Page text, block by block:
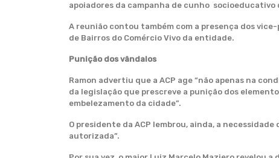
apoiadores da campanha de cunho
A reunião contou também com a presença dos
de Bairros do Comércio Vivo da entidade.
Punição dos vândalos
Ramon advertiu que a ACP age “não apenas na
da legislação que prescreve a punição dos
embelezamento da cidade”.
O presidente da ACP lembrou, ainda, a
autorizada”.